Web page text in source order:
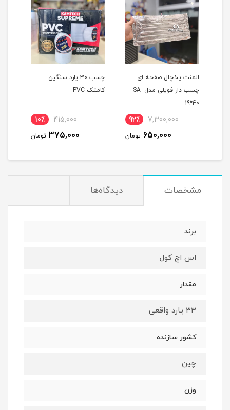
المنت یخچال صفحه ای
چسب دار فویلی مدل SA-
19*40
7,300,000 92٪
650,000 تومان
چسب 30 یارد سنگین
کامتک PVC
415,000 10٪
375,000 تومان
مشخصات دیدگاه‌ها
برند
اس اچ کول
مقدار
33 یارد واقعی
کشور سازنده
چین
وزن